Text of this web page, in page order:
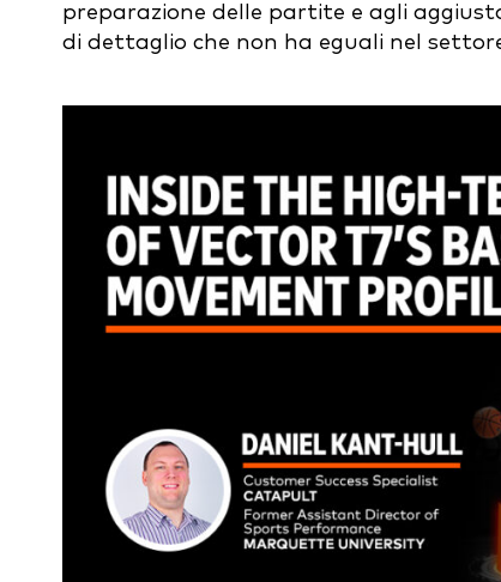
preparazione delle partite e agli
di dettaglio che non ha eguali nel